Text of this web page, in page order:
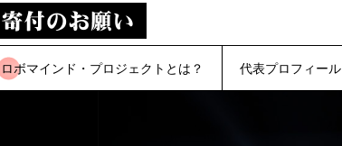
ロボマインド・プロジェクトとは？
代表プロフィール